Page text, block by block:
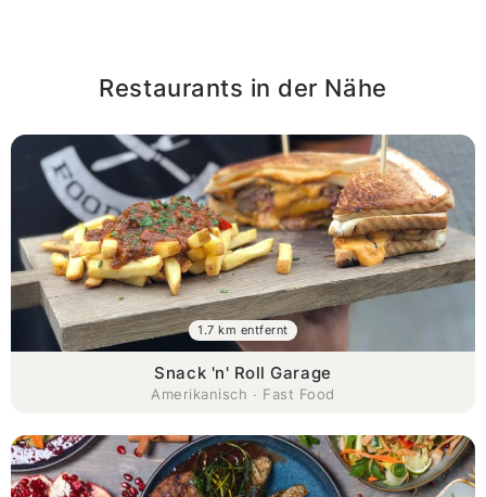
Restaurants in der Nähe
Snack 'n' Roll Garage
Amerikanisch · Fast Food
1.7 km entfernt